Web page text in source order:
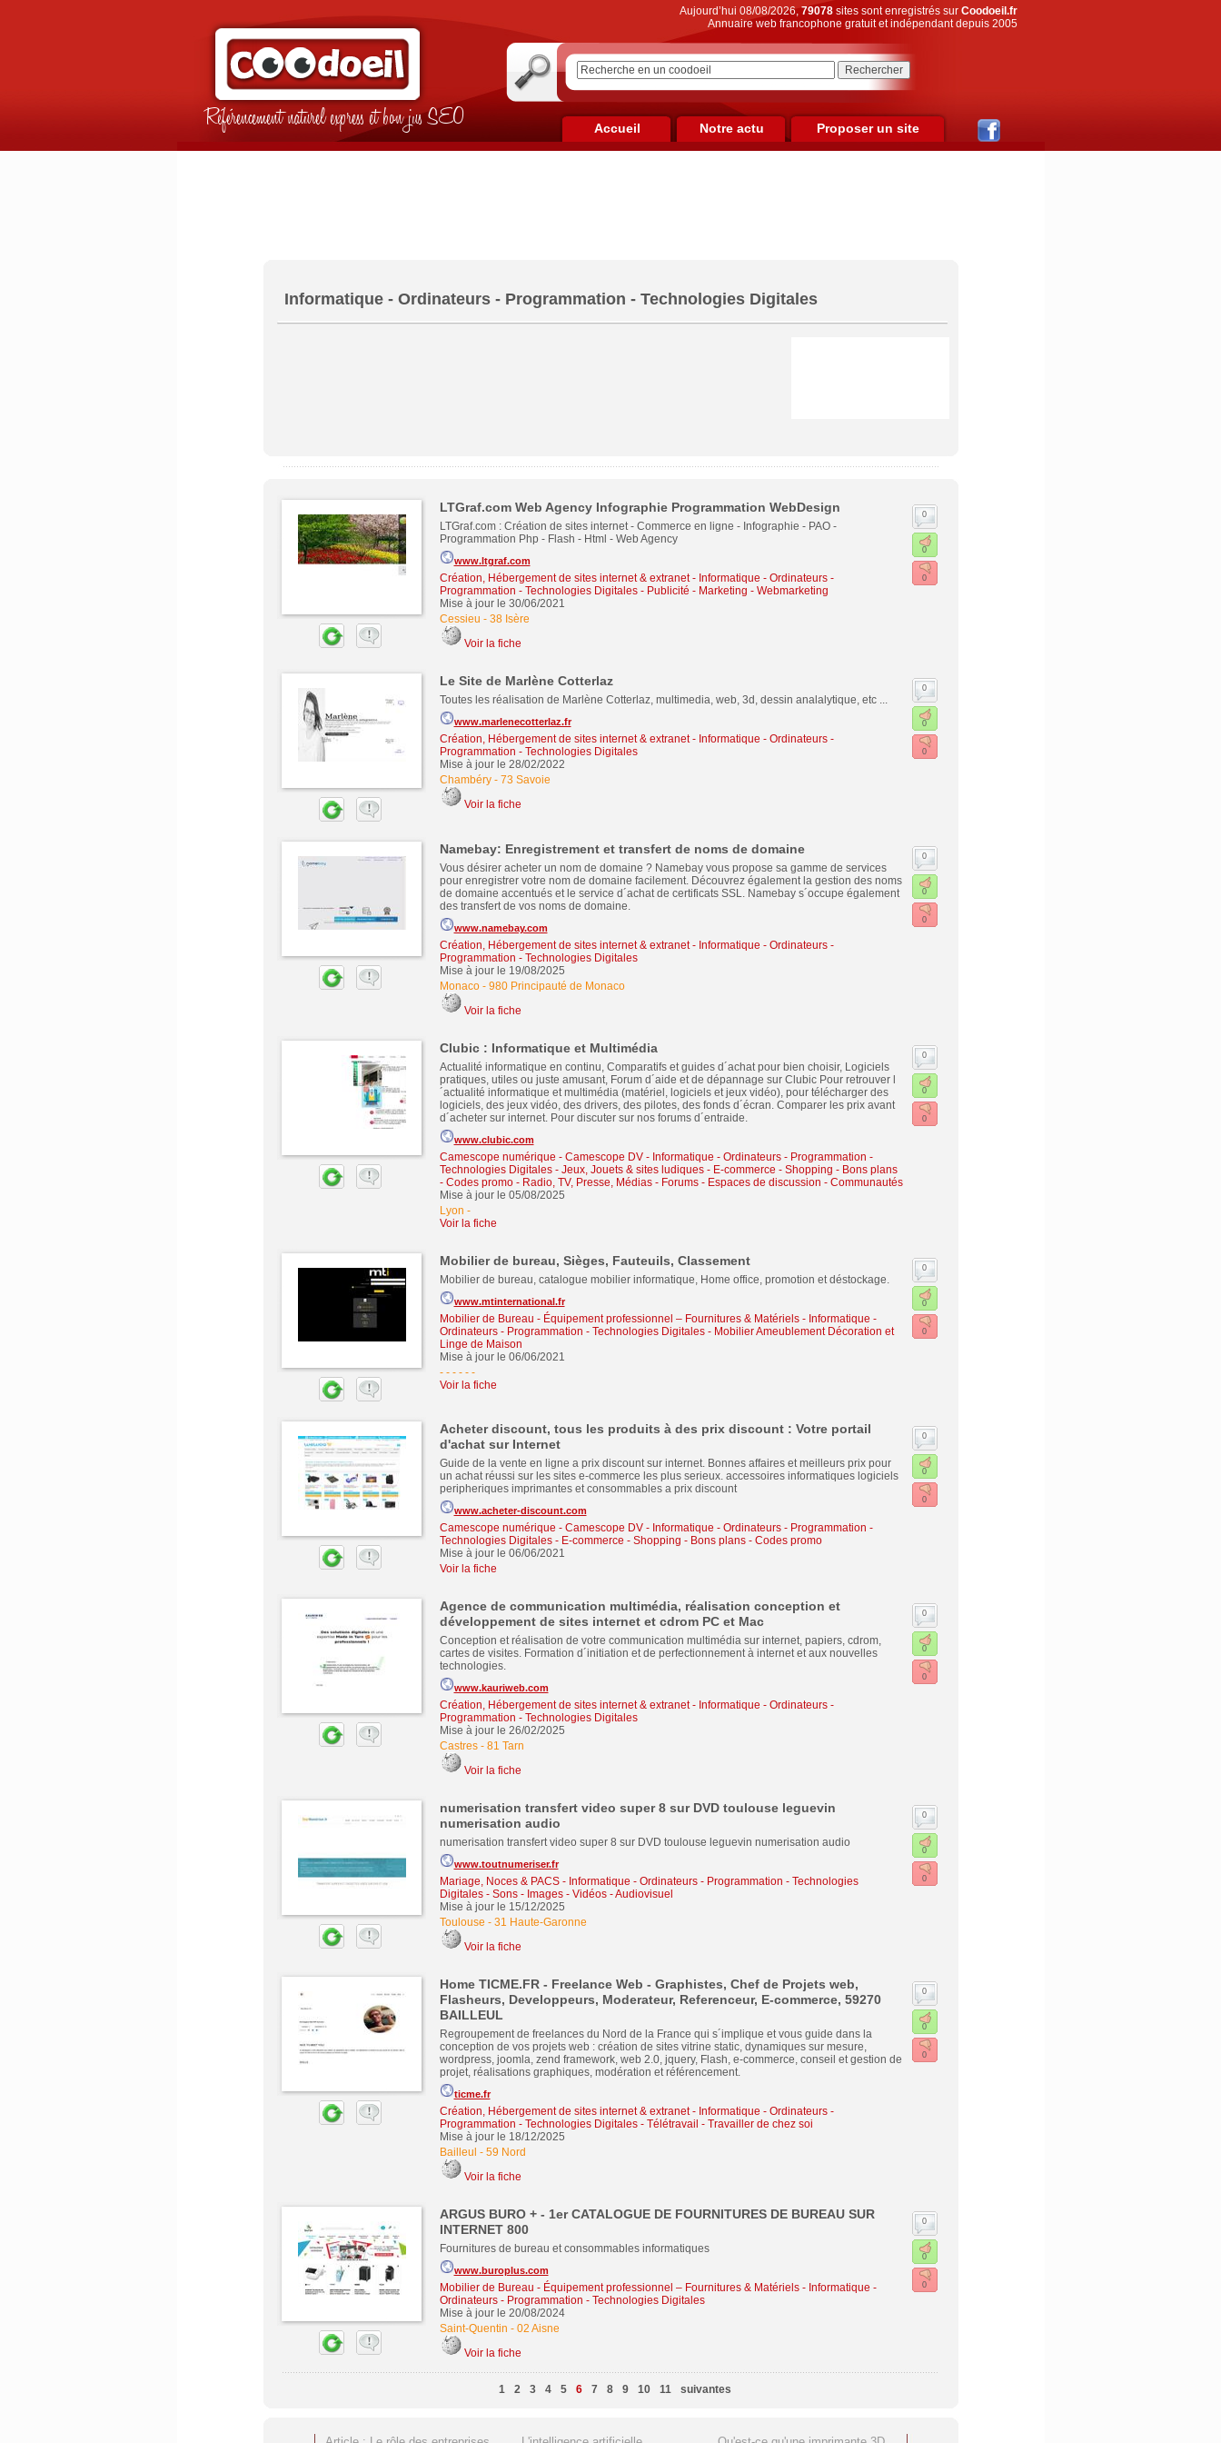
Référencement naturel express et bon jus SEO
Aujourd’hui 08/08/2026,79078sites sont enregistrés sur Coodoeil.fr
Annuaire web francophone gratuit et indépendant depuis 2005
Accueil Notre actu Proposer un site
Informatique - Ordinateurs - Programmation - Technologies Digitales
LTGraf.com Web Agency Infographie Programmation WebDesign
LTGraf.com : Création de sites internet - Commerce en ligne - Infographie - PAO -
Programmation Php - Flash - Html - Web Agency
www.ltgraf.com
Création, Hébergement de sites internet & extranet- Informatique - Ordinateurs -
Programmation - Technologies Digitales- Publicité - Marketing - Webmarketing
Mise à jour le 30/06/2021
Cessieu - 38 Isère
Voir la fiche
0
0
0
Le Site de Marlène Cotterlaz
Toutes les réalisation de Marlène Cotterlaz, multimedia, web, 3d, dessin analalytique, etc ...
www.marlenecotterlaz.fr
Création, Hébergement de sites internet & extranet- Informatique - Ordinateurs -
Programmation - Technologies Digitales
Mise à jour le 28/02/2022
Chambéry- 73 Savoie
Voir la fiche
0
0
0
Namebay: Enregistrement et transfert de noms de domaine
Vous désirer acheter un nom de domaine ? Namebay vous propose sa gamme de services
pour enregistrer votre nom de domaine facilement. Découvrez également la gestion des noms
de domaine accentués et le service d´achat de certificats SSL. Namebay s´occupe également
des transfert de vos noms de domaine.
www.namebay.com
Création, Hébergement de sites internet & extranet- Informatique - Ordinateurs -
Programmation - Technologies Digitales
Mise à jour le 19/08/2025
Monaco- 980 Principauté de Monaco
Voir la fiche
0
0
0
Clubic : Informatique et Multimédia
Actualité informatique en continu, Comparatifs et guides d´achat pour bien choisir, Logiciels
pratiques, utiles ou juste amusant, Forum d´aide et de dépannage sur Clubic Pour retrouver l
´actualité informatique et multimédia (matériel, logiciels et jeux vidéo), pour télécharger des
logiciels, des jeux vidéo, des drivers, des pilotes, des fonds d´écran. Comparer les prix avant
d´acheter sur internet. Pour discuter sur nos forums d´entraide.
www.clubic.com
Camescope numérique - Camescope DV- Informatique - Ordinateurs - Programmation -
Technologies Digitales- Jeux, Jouets & sites ludiques- E-commerce - Shopping - Bons plans
- Codes promo- Radio, TV, Presse, Médias- Forums - Espaces de discussion - Communautés
Mise à jour le 05/08/2025
Lyon -
Voir la fiche
0
0
0
Mobilier de bureau, Sièges, Fauteuils, Classement
Mobilier de bureau, catalogue mobilier informatique, Home office, promotion et déstockage.
www.mtinternational.fr
Mobilier de Bureau - Équipement professionnel – Fournitures & Matériels- Informatique -
Ordinateurs - Programmation - Technologies Digitales- Mobilier Ameublement Décoration et
Linge de Maison
Mise à jour le 06/06/2021
- - - - --
Voir la fiche
0
0
0
Acheter discount, tous les produits à des prix discount : Votre portail
d'achat sur Internet
Guide de la vente en ligne a prix discount sur internet. Bonnes affaires et meilleurs prix pour
un achat réussi sur les sites e-commerce les plus serieux. accessoires informatiques logiciels
peripheriques imprimantes et consommables a prix discount
www.acheter-discount.com
Camescope numérique - Camescope DV- Informatique - Ordinateurs - Programmation -
Technologies Digitales- E-commerce - Shopping - Bons plans - Codes promo
Mise à jour le 06/06/2021
Voir la fiche
0
0
0
Agence de communication multimédia, réalisation conception et
développement de sites internet et cdrom PC et Mac
Conception et réalisation de votre communication multimédia sur internet, papiers, cdrom,
cartes de visites. Formation d´initiation et de perfectionnement à internet et aux nouvelles
technologies.
www.kauriweb.com
Création, Hébergement de sites internet & extranet- Informatique - Ordinateurs -
Programmation - Technologies Digitales
Mise à jour le 26/02/2025
Castres- 81 Tarn
Voir la fiche
0
0
0
numerisation transfert video super 8 sur DVD toulouse leguevin
numerisation audio
numerisation transfert video super 8 sur DVD toulouse leguevin numerisation audio
www.toutnumeriser.fr
Mariage, Noces & PACS- Informatique - Ordinateurs - Programmation - Technologies
Digitales- Sons - Images - Vidéos - Audiovisuel
Mise à jour le 15/12/2025
Toulouse - 31 Haute-Garonne
Voir la fiche
0
0
0
Home TICME.FR - Freelance Web - Graphistes, Chef de Projets web,
Flasheurs, Developpeurs, Moderateur, Referenceur, E-commerce, 59270
BAILLEUL
Regroupement de freelances du Nord de la France qui s´implique et vous guide dans la
conception de vos projets web : création de sites vitrine static, dynamiques sur mesure,
wordpress, joomla, zend framework, web 2.0, jquery, Flash, e-commerce, conseil et gestion de
projet, réalisations graphiques, modération et référencement.
ticme.fr
Création, Hébergement de sites internet & extranet- Informatique - Ordinateurs -
Programmation - Technologies Digitales- Télétravail - Travailler de chez soi
Mise à jour le 18/12/2025
Bailleul - 59 Nord
Voir la fiche
0
0
0
ARGUS BURO + - 1er CATALOGUE DE FOURNITURES DE BUREAU SUR
INTERNET 800
Fournitures de bureau et consommables informatiques
www.buroplus.com
Mobilier de Bureau - Équipement professionnel – Fournitures & Matériels- Informatique -
Ordinateurs - Programmation - Technologies Digitales
Mise à jour le 20/08/2024
Saint-Quentin - 02 Aisne
Voir la fiche
0
0
0
1 2 3 4 5 6 7 8 9 10 11 suivantes